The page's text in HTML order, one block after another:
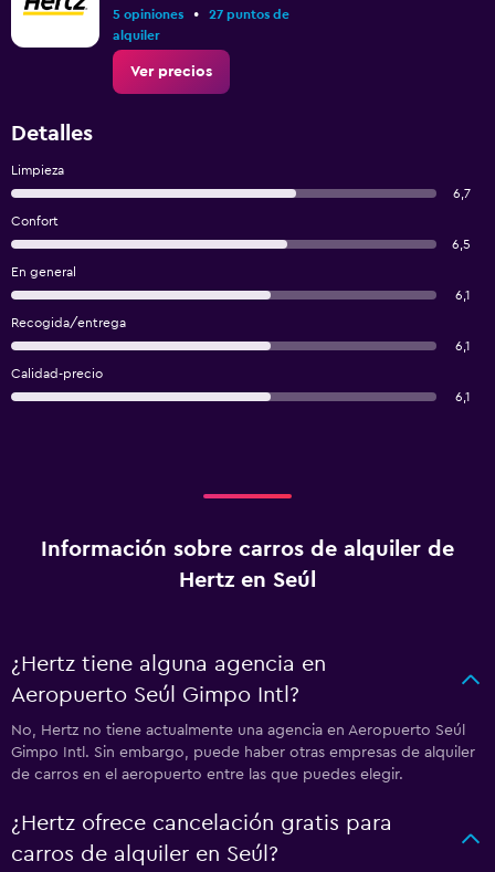
5 opiniones •
27 puntos de
alquiler
Ver precios
Detalles
Limpieza
6,7
Confort
6,5
En general
6,1
Recogida/entrega
6,1
Calidad-precio
6,1
Información sobre carros de alquiler de
Hertz en Seúl
¿Hertz tiene alguna agencia en
Aeropuerto Seúl Gimpo Intl?
No, Hertz no tiene actualmente una agencia en Aeropuerto Seúl
Gimpo Intl. Sin embargo, puede haber otras empresas de alquiler
de carros en el aeropuerto entre las que puedes elegir.
¿Hertz ofrece cancelación gratis para
carros de alquiler en Seúl?